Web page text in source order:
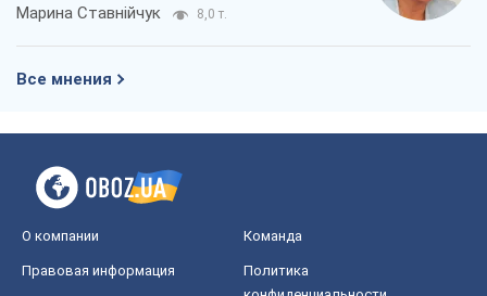
Марина Ставнійчук 8,0 т.
Все мнения
О компании Команда
Правовая информация
Политика